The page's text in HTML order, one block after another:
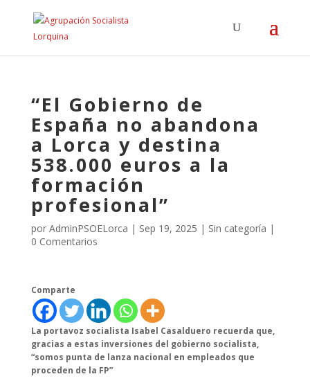
“El Gobierno de
España no abandona
a Lorca y destina
538.000 euros a la
formación
profesional”
por AdminPSOELorca | Sep 19, 2025 | Sin categoría |
0 Comentarios
Comparte
La portavoz socialista Isabel Casalduero recuerda que,
gracias a estas inversiones del gobierno socialista,
“somos punta de lanza nacional en empleados que
proceden de la FP”